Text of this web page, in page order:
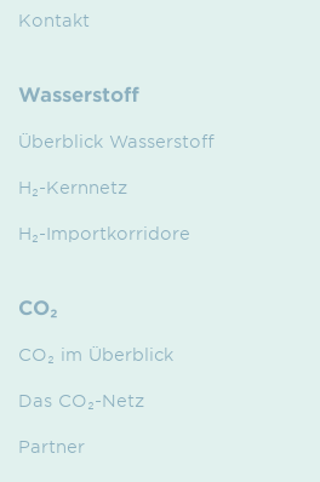
Kontakt
Wasserstoff
Überblick Wasserstoff
H₂-Kernnetz
H₂-Importkorridore
CO₂
CO₂ im Überblick
Das CO₂-Netz
Partner